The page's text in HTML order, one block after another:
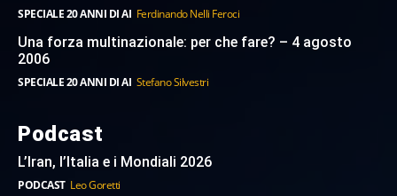
SPECIALE 20 ANNI DI AI Ferdinando Nelli Feroci
Una forza multinazionale: per che fare? – 4 agosto
2006
SPECIALE 20 ANNI DI AI Stefano Silvestri
Podcast
L’Iran, l’Italia e i Mondiali 2026
PODCAST Leo Goretti